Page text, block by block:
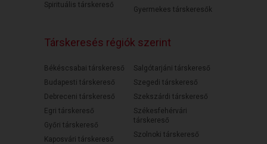
Spirituális társkereső
Gyermekes társkeresők
Társkeresés régiók szerint
Békéscsabai társkereső
Budapesti társkereső
Debreceni társkereső
Egri társkereső
Győri társkereső
Kaposvári társkereső
Salgótarjáni társkereső
Szegedi társkereső
Szekszárdi társkereső
Székesfehérvári
társkereső
Szolnoki társkereső